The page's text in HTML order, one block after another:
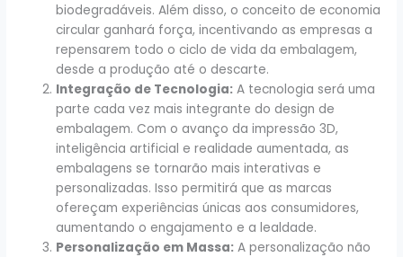
biodegradáveis. Além disso, o conceito de economia
circular ganhará força, incentivando as empresas a
repensarem todo o ciclo de vida da embalagem,
desde a produção até o descarte.
Integração de Tecnologia: A tecnologia será uma
parte cada vez mais integrante do design de
embalagem. Com o avanço da impressão 3D,
inteligência artificial e realidade aumentada, as
embalagens se tornarão mais interativas e
personalizadas. Isso permitirá que as marcas
ofereçam experiências únicas aos consumidores,
aumentando o engajamento e a lealdade.
Personalização em Massa: A personalização não